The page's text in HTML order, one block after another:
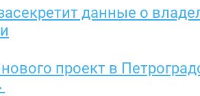
данные о
проект в